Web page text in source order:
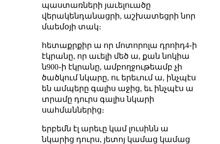
պաստառների յաւելուածը
վերակենդանացրի, աշխատեցրի նոր
մաեմօյի տակ։
հետաքրքիր ա որ մոտորոլա դրոիդ4֊ի
էկրանը, որ աւելի մեծ ա, քան նոկիա
ն900֊ի էկրանը, ամբողջութեամբ չի
ծածկում նկարը, ու երեւում ա, ինչպէս
են ամպերը գալիս աջից, եւ ինչպէս ա
տրամը դուրս գալիս նկարի
սահմաններից։
երբեմն էլ արեւը կամ լուսինն ա
նկարից դուրս, յետոյ կամաց կամաց